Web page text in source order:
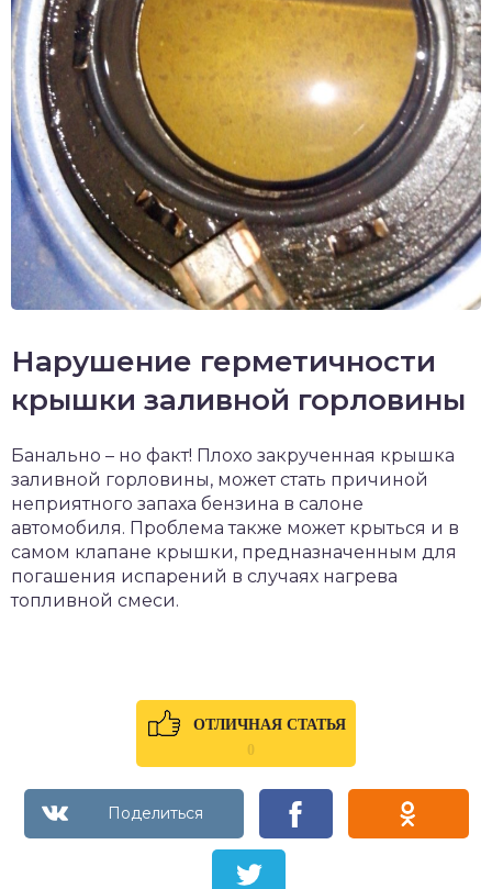
Нарушение герметичности
крышки заливной горловины
Банально – но факт! Плохо закрученная крышка
заливной горловины, может стать причиной
неприятного запаха бензина в салоне
автомобиля. Проблема также может крыться и в
самом клапане крышки, предназначенным для
погашения испарений в случаях нагрева
топливной смеси.
ОТЛИЧНАЯ СТАТЬЯ
0